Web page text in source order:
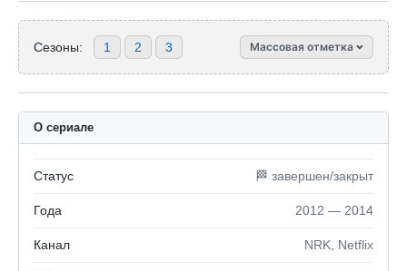
Сезоны: 1 2 3 Массовая отметка
О сериале
Статус 🏁 завершен/закрыт
Года 2012 — 2014
Канал NRK, Netflix